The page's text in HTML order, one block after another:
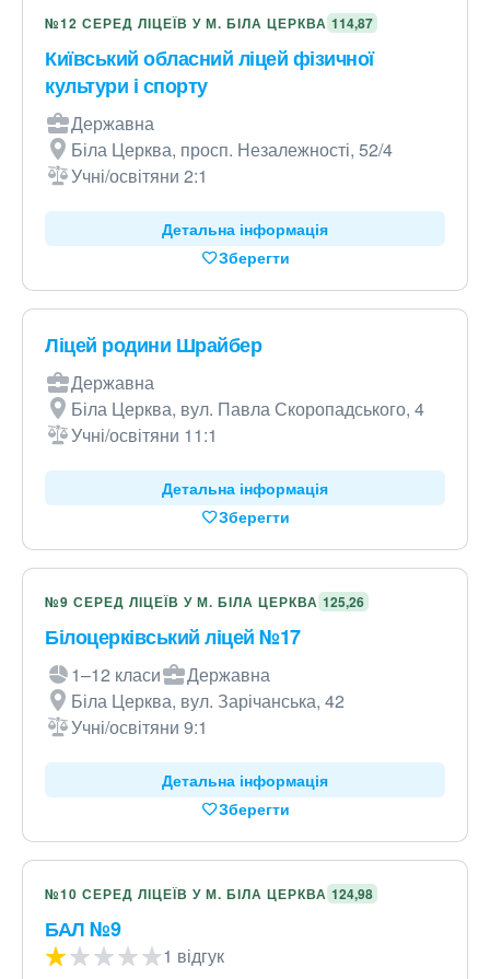
№12 СЕРЕД ЛІЦЕЇВ У М. БІЛА ЦЕРКВА 114,87
Київський обласний ліцей фізичної
культури і спорту
Державна
Біла Церква, просп. Незалежності, 52/4
Учні/освітяни 2:1
Детальна інформація
Зберегти
Ліцей родини Шрайбер
Державна
Біла Церква, вул. Павла Скоропадського, 4
Учні/освітяни 11:1
Детальна інформація
Зберегти
№9 СЕРЕД ЛІЦЕЇВ У М. БІЛА ЦЕРКВА 125,26
Білоцерківський ліцей №17
1–12 класи
Державна
Біла Церква, вул. Зарічанська, 42
Учні/освітяни 9:1
Детальна інформація
Зберегти
№10 СЕРЕД ЛІЦЕЇВ У М. БІЛА ЦЕРКВА 124,98
БАЛ №9
1 відгук